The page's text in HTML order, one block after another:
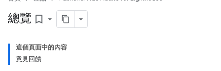
總覽 bookmark_border
這個頁面中的內容
意見回饋